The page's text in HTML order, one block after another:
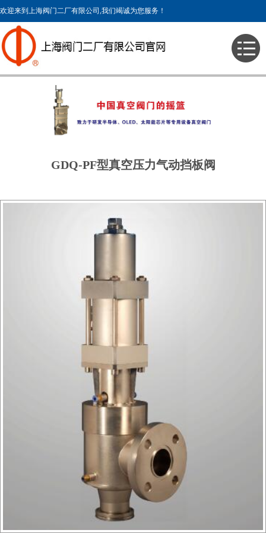
欢迎来到上海阀门二厂有限公司,我们竭诚为您服务！
> 产品展示 > 真空阀门 > 真空档板阀 >
GDQ-PF型真空压力气动挡板阀